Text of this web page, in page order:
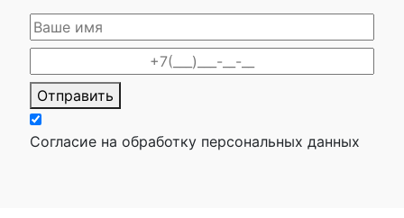
Отправить
Согласие на обработку персональных данных